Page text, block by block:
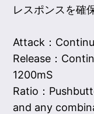
レスポンスを確保
Attack：
Release：
1200mS
Ratio：
and any